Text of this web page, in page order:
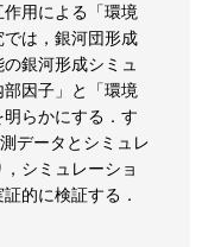
用による「環境
は，銀河団形成
銀河形成シミュ
因子」と「環境
らかにする．す
データとシミュレ
シミュレーショ
的に検証する．